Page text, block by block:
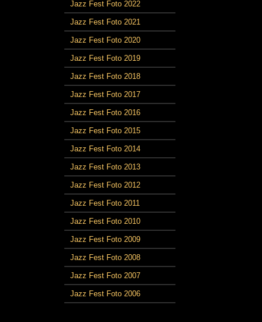
Jazz Fest Foto 2022
Jazz Fest Foto 2021
Jazz Fest Foto 2020
Jazz Fest Foto 2019
Jazz Fest Foto 2018
Jazz Fest Foto 2017
Jazz Fest Foto 2016
Jazz Fest Foto 2015
Jazz Fest Foto 2014
Jazz Fest Foto 2013
Jazz Fest Foto 2012
Jazz Fest Foto 2011
Jazz Fest Foto 2010
Jazz Fest Foto 2009
Jazz Fest Foto 2008
Jazz Fest Foto 2007
Jazz Fest Foto 2006